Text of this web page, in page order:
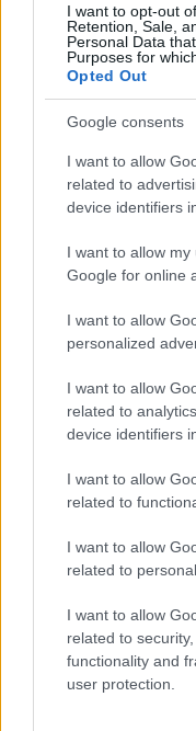
I want to opt-out
Retention, Sale,
Personal Data
Purposes for
Opted Out
Google consents
I want to allow
related to
device identifiers
I want to allow
Google for online
I want to allow
personalized
I want to allow
related to
device identifiers
I want to allow
related to
I want to allow
related to
I want to allow
related to
functionality and
user protection.
Meccs
Felkészülési szezon 4.
2026-08-08 17:00
Leeds Unitedvs
AC MilanvsManchester
ELŐZŐ